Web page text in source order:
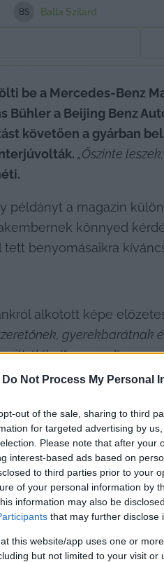
Do Not Process My Personal
out of the sale, sharing to third
for targeted advertising by
Please note that after your
interest-based ads based on
to third parties prior to your
of your personal information by
information may also be
that may further disclose
this website/app uses one or
but not limited to your visit
BS Balla Szilárd
be a Mercedes‑Benz
követően a gyárban
„Őszinte
példányt a magazin
könnyed
benyomásaikra
alkotott képe
gyerekbarátnak
itt élőket” – mondta.